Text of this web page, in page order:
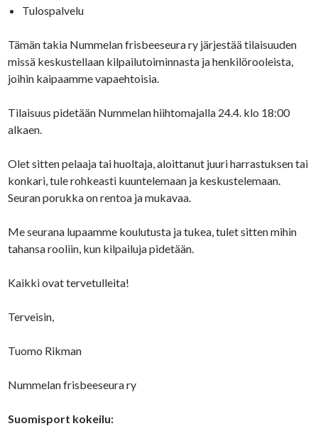
Tulospalvelu
Tämän takia Nummelan frisbeeseura ry järjestää tilaisuuden
missä keskustellaan kilpailutoiminnasta ja henkilörooleista,
joihin kaipaamme vapaehtoisia.
Tilaisuus pidetään Nummelan hiihtomajalla 24.4. klo 18:00
alkaen.
Olet sitten pelaaja tai huoltaja, aloittanut juuri harrastuksen tai
konkari, tule rohkeasti kuuntelemaan ja keskustelemaan.
Seuran porukka on rentoa ja mukavaa.
Me seurana lupaamme koulutusta ja tukea, tulet sitten mihin
tahansa rooliin, kun kilpailuja pidetään.
Kaikki ovat tervetulleita!
Terveisin,
Tuomo Rikman
Nummelan frisbeeseura ry
Suomisport kokeilu: